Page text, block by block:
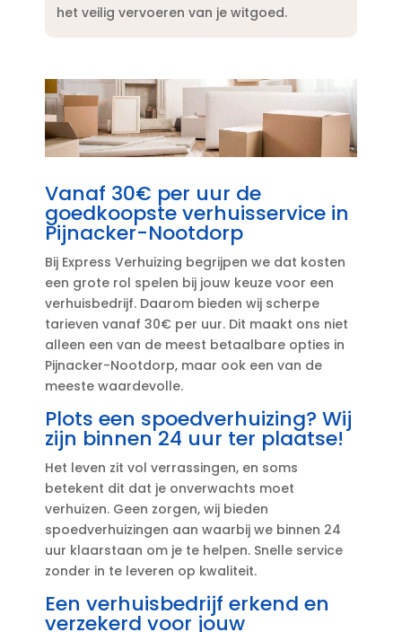
het veilig vervoeren van je witgoed.​
Vanaf 30€ per uur de
goedkoopste verhuisservice in
Pijnacker-Nootdorp
Bij Express Verhuizing begrijpen we dat kosten
een grote rol spelen bij jouw keuze voor een
verhuisbedrijf.​ Daarom bieden wij scherpe
tarieven vanaf 30€ per uur.​ Dit maakt ons niet
alleen een van de meest betaalbare opties in
Pijnacker-Nootdorp, maar ook een van de
meeste waardevolle.​
Plots een spoedverhuizing? Wij
zijn binnen 24 uur ter plaatse!
Het leven zit vol verrassingen, en soms
betekent dit dat je onverwachts moet
verhuizen.​ Geen zorgen, wij bieden
spoedverhuizingen aan waarbij we binnen 24
uur klaarstaan om je te helpen.​ Snelle service
zonder in te leveren op kwaliteit.​
Een verhuisbedrijf erkend en
verzekerd voor jouw